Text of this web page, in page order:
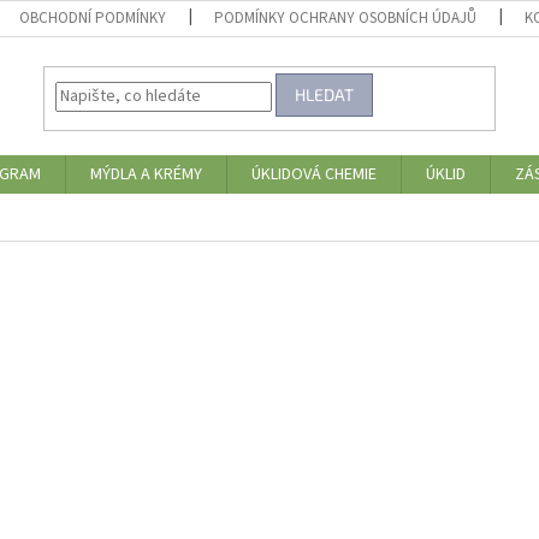
OBCHODNÍ PODMÍNKY PODMÍNKY OCHRANY OSOBNÍCH ÚDAJŮ
HLEDAT
MÝDLA A KRÉMY ÚKLIDOVÁ CHEMIE ÚKLID